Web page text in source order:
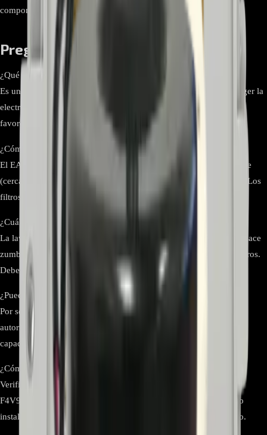
componente es un filtro eléctrico de línea.
Preguntas frecuentes
¿Qué hace exactamente el “Filter Assembly” EAM62492313?
Es un filtro EMI/RFI que limpia el ruido eléctrico y ayuda a proteger la
electrónica de la lavadora frente a interferencias y picos de la red,
favoreciendo un funcionamiento estable.
¿Cómo diferenciarlo de un filtro de pelusas o de bomba?
El EAM62492313 es un módulo eléctrico en la entrada de corriente
(cerca del cable de alimentación). No tiene componentes de agua. Los
filtros de pelusas o bomba están en el sistema hidráulico.
¿Cuáles son los síntomas de falla del filtro EMI?
La lavadora no enciende, se apaga al instante, dispara el breaker, hace
zumbido al conectar o presenta fallos intermitentes sin códigos claros.
Debe descartarse también el cableado y la placa.
¿Puedo instalarlo yo mismo?
Por seguridad eléctrica se recomienda instalación por técnico
autorizado. Si decide hacerlo, desconecte la lavadora, descargue
capacitores y respete el cableado original.
¿Cómo confirmo compatibilidad antes de comprar?
Verifique el modelo completo con sufijo de su lavadora (ej.
F4V9MCP2E.ABLECOL) y compare el número de parte del filtro
instalado. Si coincide con EAM62492313, es el repuesto correcto.